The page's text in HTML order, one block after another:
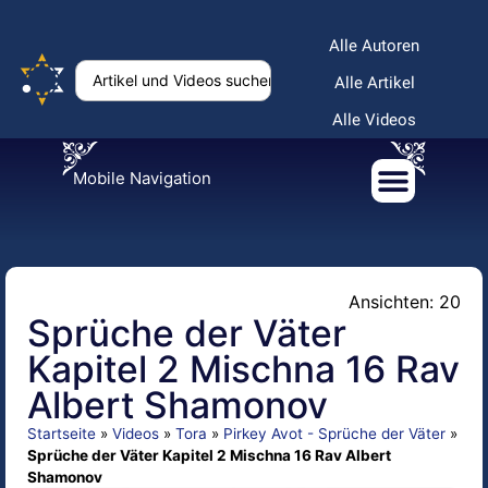
Alle Autoren
Alle Artikel
Alle Videos
Mobile Navigation
Ansichten: 20
Sprüche der Väter
Kapitel 2 Mischna 16 Rav
Albert Shamonov
Startseite » Videos » Tora » Pirkey Avot - Sprüche der Väter »
Sprüche der Väter Kapitel 2 Mischna 16 Rav Albert
Shamonov